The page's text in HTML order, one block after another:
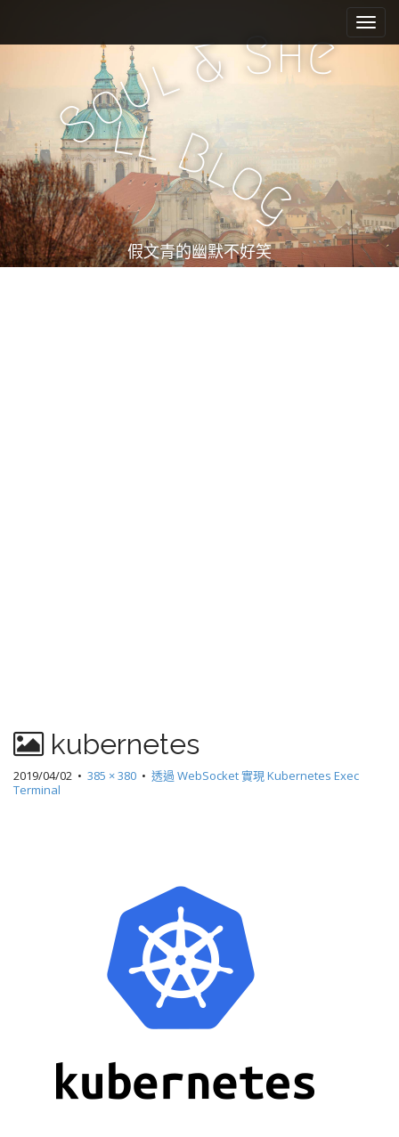
e
n
u
i
c
n
t
e
n
t
Soul&She
ll Bl
og
假文青的幽默不好笑
kubernetes
2019/04/02 • 385 × 380 • 透過 WebSocket 實現 Kubernetes Exec
Terminal